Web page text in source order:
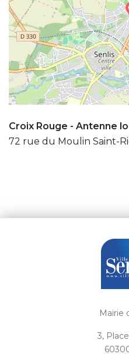
Croix Rouge - Antenne
72 rue du Moulin Saint-
Mairie
3,